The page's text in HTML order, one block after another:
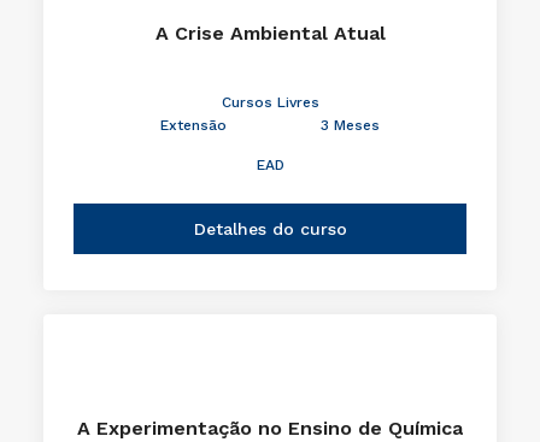
A Crise Ambiental Atual
Cursos Livres
Extensão
3 Meses
EAD
Detalhes do curso
A Experimentação no Ensino de Química